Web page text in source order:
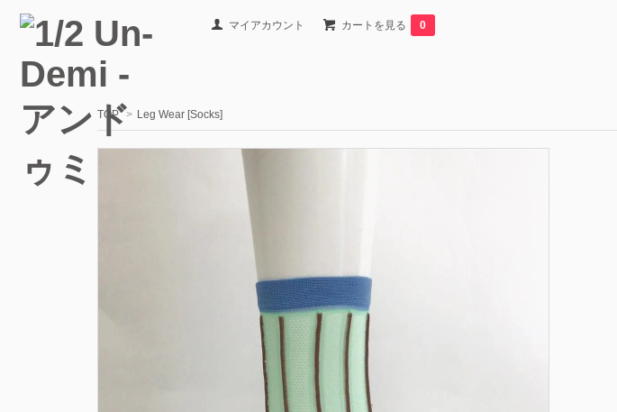
マイアカウント カートを見る 0
TOP > Leg Wear [Socks]